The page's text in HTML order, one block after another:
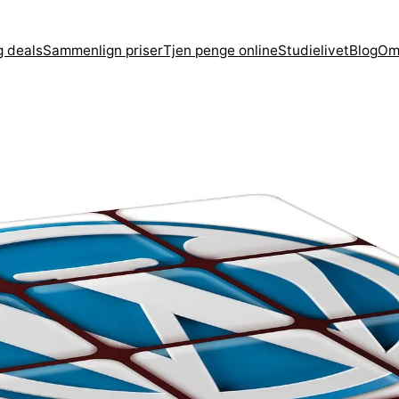
dealsSammenlign priserTjen penge onlineStudielivetBlog